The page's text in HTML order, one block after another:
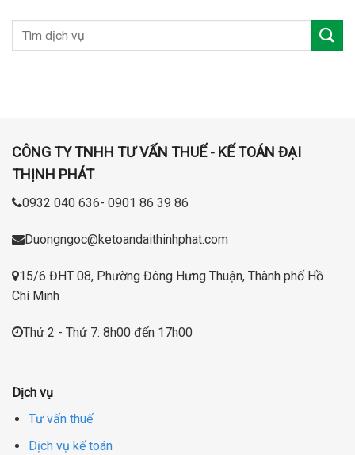
CÔNG TY TNHH TƯ VẤN THUẾ - KẾ TOÁN ĐẠI
THỊNH PHÁT
0932 040 636- 0901 86 39 86
Duongngoc@ketoandaithinhphat.com
15/6 ĐHT 08, Phường Đông Hưng Thuận, Thành phố Hồ
Chí Minh
Thứ 2 - Thứ 7: 8h00 đến 17h00
Dịch vụ
Tư vấn thuế
Dịch vụ kế toán